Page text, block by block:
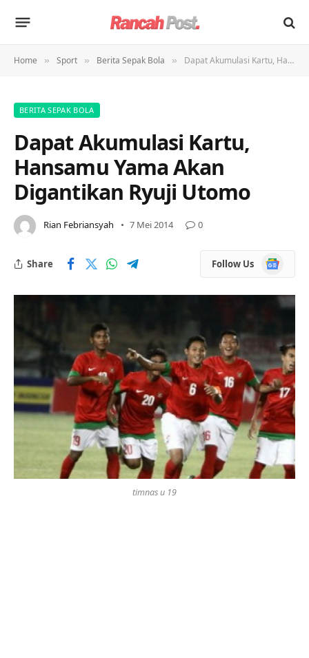
Home » Sport » Berita Sepak Bola » Dapat Akumulasi Kartu, Hansamu Yama Akan Digantikan Ryuji Utomo
BERITA SEPAK BOLA
Dapat Akumulasi Kartu,
Hansamu Yama Akan
Digantikan Ryuji Utomo
Rian Febriansyah 7 Mei 2014 0
Share Follow Us
Google
News
timnas u 19